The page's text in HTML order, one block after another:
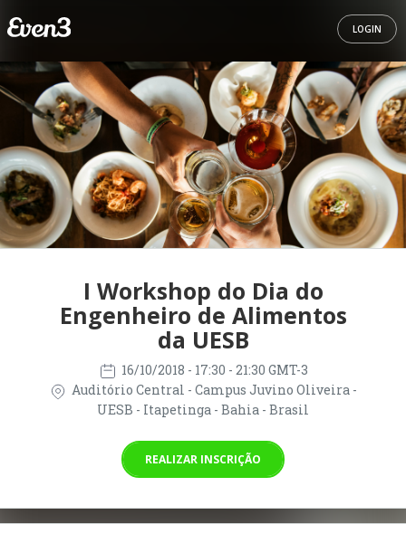
LOGIN
I Workshop do Dia do
Engenheiro de Alimentos
da UESB
16/10/2018 - 17:30 - 21:30 GMT-3
Auditório Central - Campus Juvino Oliveira -
UESB - Itapetinga - Bahia - Brasil
REALIZAR INSCRIÇÃO